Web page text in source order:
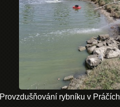
Provzdušňování rybníku v Práčích